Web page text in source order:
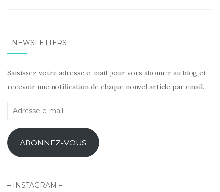
- NEWSLETTERS -
Saisissez votre adresse e-mail pour vous abonner au blog et
recevoir une notification de chaque nouvel article par email.
Adresse
mail
ABONNEZ-VOUS
– INSTAGRAM –